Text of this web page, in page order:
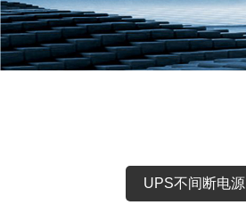
UPS不间断电源